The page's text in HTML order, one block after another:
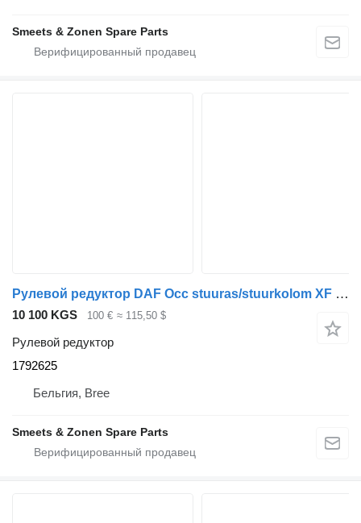
Smeets & Zonen Spare Parts
Рулевой редуктор DAF Occ stuuras/stuurkolom XF 105 1792625 для грузовика
10 100 KGS 100 € ≈ 115,50 $
Рулевой редуктор
1792625
Бельгия, Bree
Smeets & Zonen Spare Parts